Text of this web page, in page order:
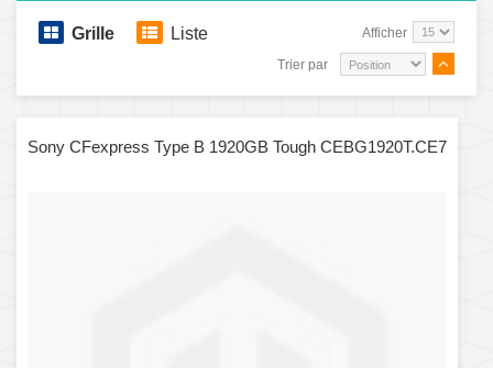
Grille Liste Afficher
Trier par
Sony CFexpress Type B 1920GB Tough CEBG1920T.CE7